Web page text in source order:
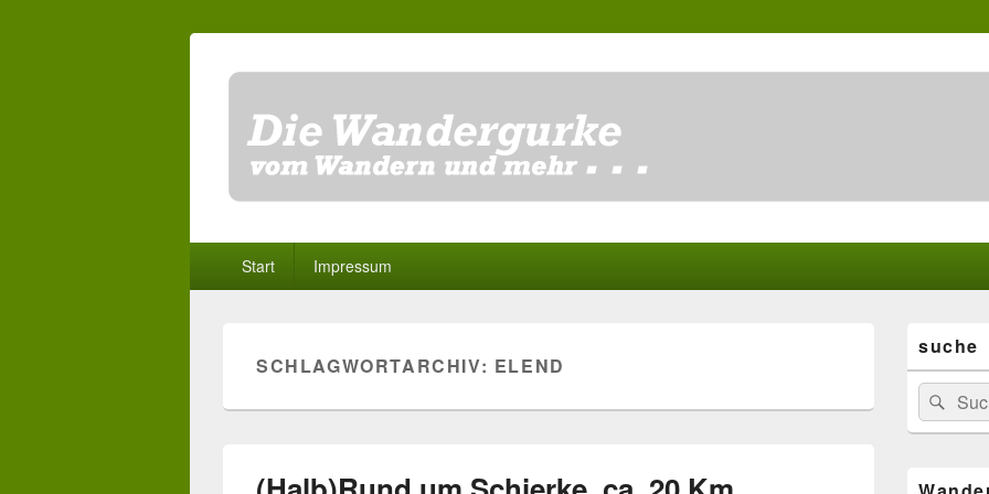
Start Impressum
SCHLAGWORTARCHIV: ELEND
Seitenleisten-
suche
Suchen
nach: